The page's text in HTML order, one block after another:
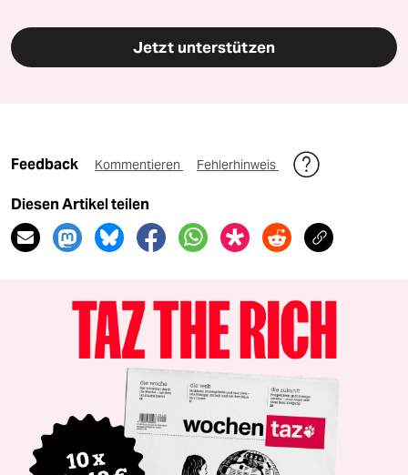
Jetzt unterstützen
Feedback Kommentieren Fehlerhinweis
Diesen Artikel teilen